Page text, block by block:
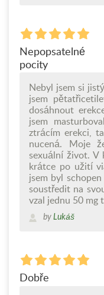
Nepopsatelné
pocity
Nebyl jsem si
jsem
dosáhnout
jsem
ztrácím erekci,
nucená. Moje
sexuální život. V
krátce po užití
jsem byl
soustředit na
vzal jednu 50 mg
byLukáš
Dobře